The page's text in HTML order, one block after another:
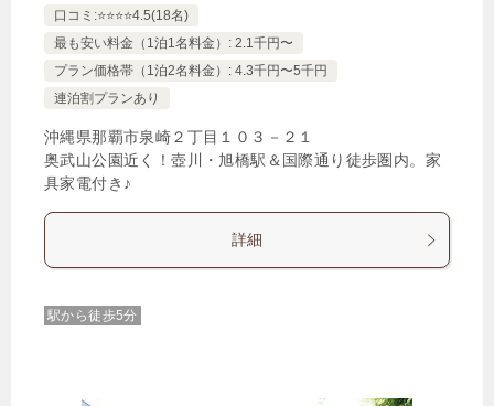
口コミ:⭐️⭐️⭐️⭐️4.5(18名)
最も安い料金（1泊1名料金）: 2.1千円〜
プラン価格帯（1泊2名料金）: 4.3千円〜5千円
連泊割プランあり
沖縄県那覇市泉崎２丁目１０３－２１
奥武山公園近く！壺川・旭橋駅＆国際通り徒歩圏内。家
具家電付き♪
詳細
駅から徒歩5分